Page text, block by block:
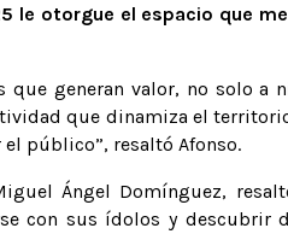
le otorgue el espacio que
que generan valor, no solo
que dinamiza el
público”, resaltó Afonso.
Ángel Domínguez,
con sus ídolos y descubrir